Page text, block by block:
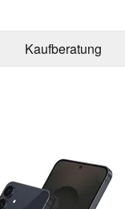
Kaufberatung